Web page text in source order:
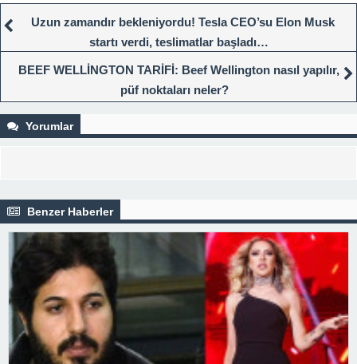
Uzun zamandır bekleniyordu! Tesla CEO’su Elon Musk
startı verdi, teslimatlar başladı…
BEEF WELLİNGTON TARİFİ: Beef Wellington nasıl yapılır,
püf noktaları neler?
Yorumlar
Benzer Haberler